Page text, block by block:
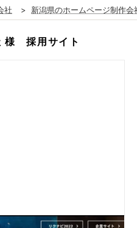
社 > 新潟県のホームページ制作会
様 採用サイト